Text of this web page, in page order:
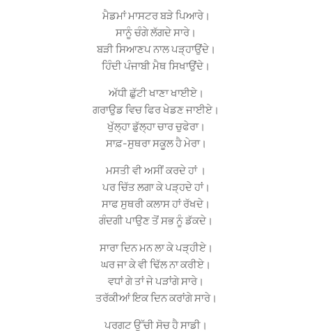
ਮੈਡਮਾਂ ਮਾਸਟਰ ਬੜੇ ਪਿਆਰੇ।
ਸਾਨੂੰ ਚੰਗੇ ਲੱਗਦੇ ਸਾਰੇ।
ਬੜੀ ਸਿਆਣਪ ਨਾਲ ਪੜ੍ਹਾਉਂਦੇ।
ਹਿੰਦੀ ਪੰਜਾਬੀ ਮੈਥ ਸਿਖਾਉਂਦੇ।
ਅੱਧੀ ਛੁੱਟੀ ਖਾਣਾ ਖਾਈਏ।
ਗਰਾਉਡ ਵਿਚ ਫਿਰ ਖੇਡਣ ਜਾਈਏ।
ਖੁੱਲ੍ਹਾ ਡੁੱਲ੍ਹਾ ਚਾਰ ਚੁਫੇਰਾ।
ਸਾਫ਼-ਸੁਥਰਾ ਸਕੂਲ ਹੈ ਮੇਰਾ।
ਮਸਤੀ ਵੀ ਅਸੀਂ ਕਰਦੇ ਹਾਂ ।
ਪਰ ਚਿੱਤ ਲਗਾ ਕੇ ਪੜ੍ਹਦੇ ਹਾਂ।
ਸਾਫ ਸੁਥਰੀ ਕਲਾਸ ਹਾਂ ਰੱਖਦੇ।
ਗੰਦਗੀ ਪਾਉਣ ਤੋਂ ਸਭ ਨੂੰ ਡੱਕਦੇ।
ਸਾਰਾ ਦਿਨ ਮਨ ਲਾ ਕੇ ਪੜ੍ਹੀਏ।
ਘਰ ਜਾ ਕੇ ਵੀ ਢਿੱਲ ਨਾ ਕਰੀਏ।
ਵਧਾਂ ਗੇ ਤਾਂ ਜੇ ਪੜਾਂਗੇ ਸਾਰੇ।
ਤਰੱਕੀਆਂ ਇਕ ਦਿਨ ਕਰਾਂਗੇ ਸਾਰੇ।
ਪਰਗਟ ਉੱਚੀ ਸੋਚ ਹੈ ਸਾਡੀ।